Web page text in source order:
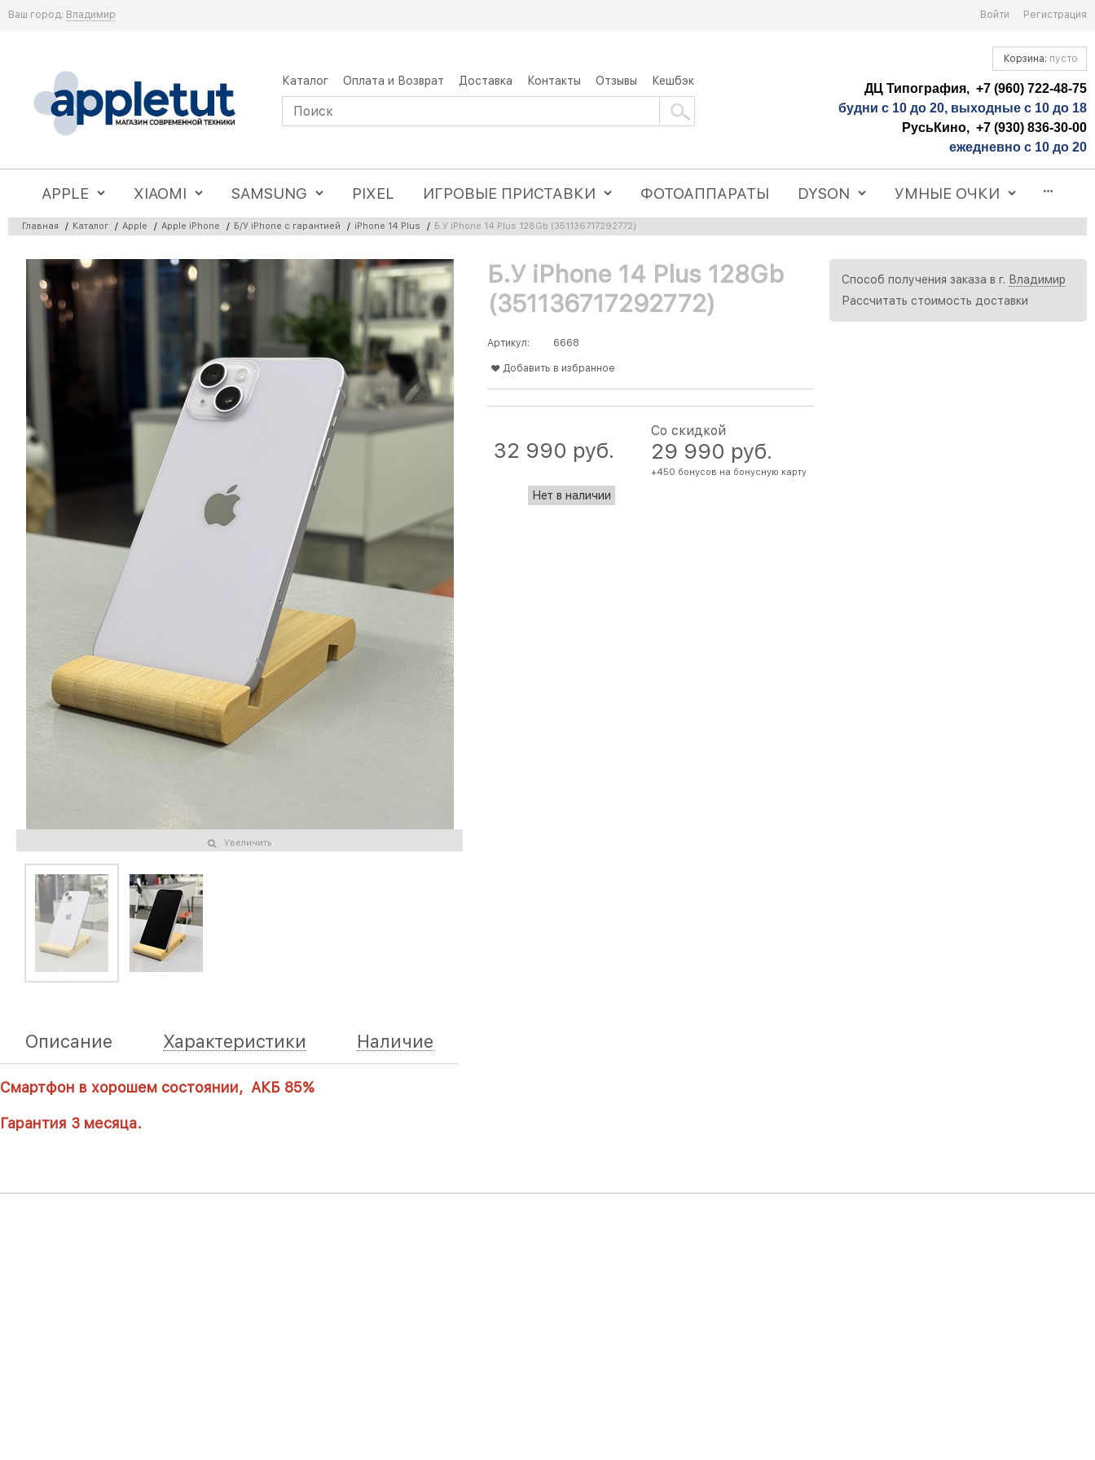
Ваш город: Владимир Войти Регистрация
Каталог Оплата и Возврат Доставка Контакты Отзывы Кешбэк
Корзина: пусто
ДЦ Типография, +7 (960) 722-48-75
будни с 10 до 20, выходные с 10 до 18
РусьКино, +7 (930) 836-30-00
ежедневно с 10 до 20
APPLE XIAOMI SAMSUNG PIXEL ИГРОВЫЕ ПРИСТАВКИ ФОТОАППАРАТЫ DYSON УМНЫЕ ОЧКИ
Главная / Каталог / Apple / Apple iPhone / Б/У iPhone с гарантией / iPhone 14 Plus / Б.У iPhone 14 Plus 128Gb (351136717292772)
Увеличить
Б.У iPhone 14 Plus 128Gb
(351136717292772)
Артикул: 6668
Добавить в избранное
29 990 руб.
+450 бонусов на бонусную карту
Со скидкой
32 990 руб.
Нет в наличии
Способ получения заказа в г. Владимир
Рассчитать стоимость доставки
Описание Характеристики Наличие
Смартфон в хорошем состоянии, АКБ 85%
Гарантия 3 месяца.